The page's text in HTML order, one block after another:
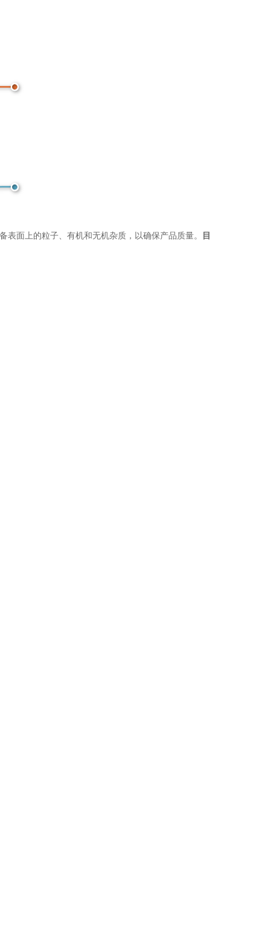
面上的粒子、有机和无机杂质，以确保产品质量。 目